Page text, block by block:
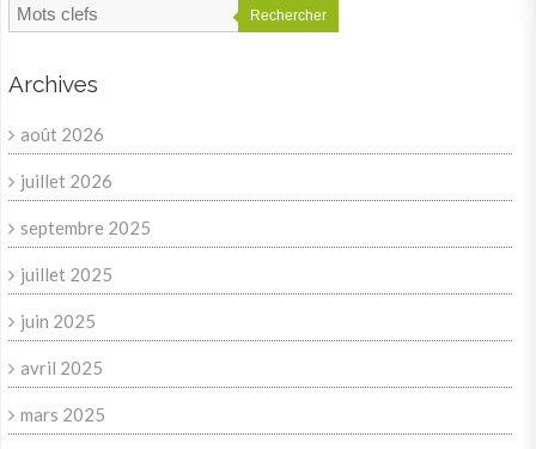
Rechercher
Archives
août 2026
juillet 2026
septembre 2025
juillet 2025
juin 2025
avril 2025
mars 2025